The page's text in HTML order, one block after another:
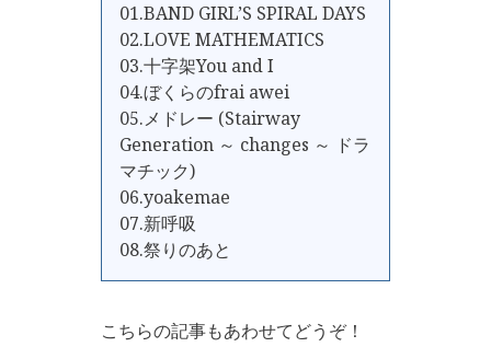
01.BAND GIRL’S SPIRAL DAYS
02.LOVE MATHEMATICS
03.十字架You and I
04.ぼくらのfrai awei
05.メドレー (Stairway
Generation ～ changes ～ ドラ
マチック)
06.yoakemae
07.新呼吸
08.祭りのあと
こちらの記事もあわせてどうぞ！